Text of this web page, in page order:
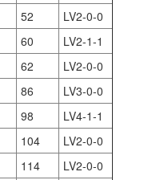
52
LV2-0-0
60
LV2-1-1
62
LV2-0-0
86
LV3-0-0
98
LV4-1-1
104
LV2-0-0
114
LV2-0-0